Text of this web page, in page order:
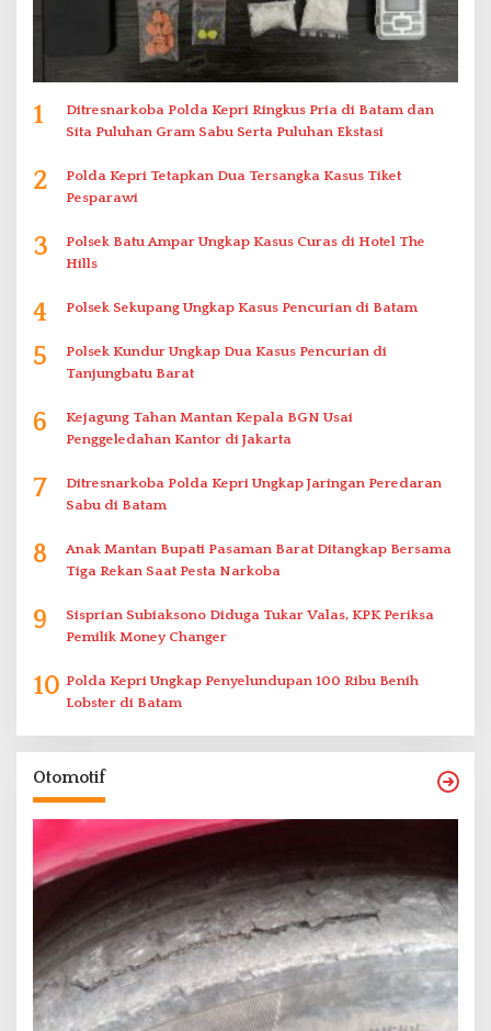
1
Ditresnarkoba Polda Kepri Ringkus Pria di Batam dan
Sita Puluhan Gram Sabu Serta Puluhan Ekstasi
2
Polda Kepri Tetapkan Dua Tersangka Kasus Tiket
Pesparawi
3
Polsek Batu Ampar Ungkap Kasus Curas di Hotel The
Hills
4 Polsek Sekupang Ungkap Kasus Pencurian di Batam
5
Polsek Kundur Ungkap Dua Kasus Pencurian di
Tanjungbatu Barat
6
Kejagung Tahan Mantan Kepala BGN Usai
Penggeledahan Kantor di Jakarta
7
Ditresnarkoba Polda Kepri Ungkap Jaringan Peredaran
Sabu di Batam
8
Anak Mantan Bupati Pasaman Barat Ditangkap Bersama
Tiga Rekan Saat Pesta Narkoba
9
Sisprian Subiaksono Diduga Tukar Valas, KPK Periksa
Pemilik Money Changer
10 Polda Kepri Ungkap Penyelundupan 100 Ribu Benih
Lobster di Batam
Otomotif